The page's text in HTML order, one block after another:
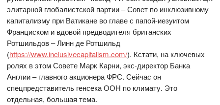
элитарной глобалистской партии – Совет по инклюзивному
капитализму при Ватикане во главе с папой-иезуитом
Франциском и вдовой предводителя британских
Ротшильдов – Линн де Ротшильд
(https://www.inclusivecapitalism.com/). Кстати, на ключевых
ролях в этом Совете Марк Карни, экс-директор Банка
Англии – главного акционера ФРС. Сейчас он
спецпредставитель генсека ООН по климату. Это
отдельная, большая тема.